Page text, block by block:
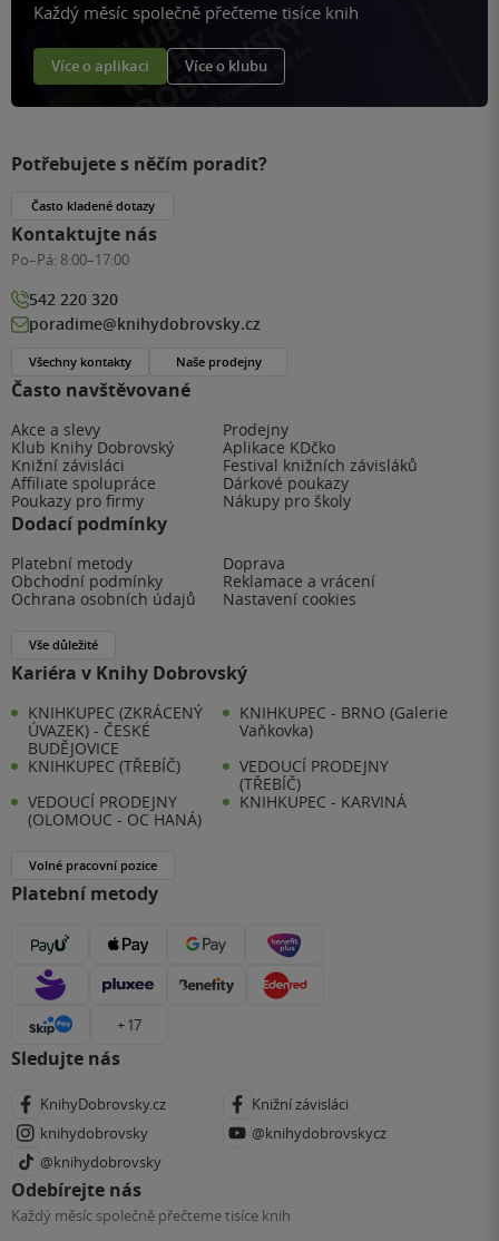
Každý měsíc společně přečteme tisíce knih
Více o aplikaci Více o klubu
Často navštěvované
Akce a slevy
Prodejny
Klub Knihy Dobrovský
Aplikace KDčko
Knižní závisláci
Festival knižních závisláků
Affiliate spolupráce
Dárkové poukazy
Poukazy pro firmy
Nákupy pro školy
Dodací podmínky
Platební metody
Doprava
Obchodní podmínky
Reklamace a vrácení
Ochrana osobních údajů
Nastavení cookies
Vše důležité
Kariéra v Knihy Dobrovský
KNIHKUPEC (ZKRÁCENÝ
ÚVAZEK) - ČESKÉ
BUDĚJOVICE
KNIHKUPEC - BRNO (Galerie
Vaňkovka)
KNIHKUPEC (TŘEBÍČ)
VEDOUCÍ PRODEJNY
(TŘEBÍČ)
VEDOUCÍ PRODEJNY
(OLOMOUC - OC HANÁ)
KNIHKUPEC - KARVINÁ
Volné pracovní pozice
Platební metody
+ 17
Sledujte nás
KnihyDobrovsky.cz
Knižní závisláci
knihydobrovsky
@knihydobrovskycz
@knihydobrovsky
Odebírejte nás
Každý měsíc společně přečteme tisíce knih
Potřebujete s něčím poradit?
Často kladené dotazy
Kontaktujte nás
Po–Pá: 8:00–17:00
542 220 320
poradime@knihydobrovsky.cz
Všechny kontakty Naše prodejny